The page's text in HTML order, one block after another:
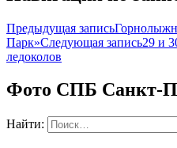
Предыдущая запись
Парк»Следующая запись29 и
ледоколов
Фото СПБ Санкт-
Найти: